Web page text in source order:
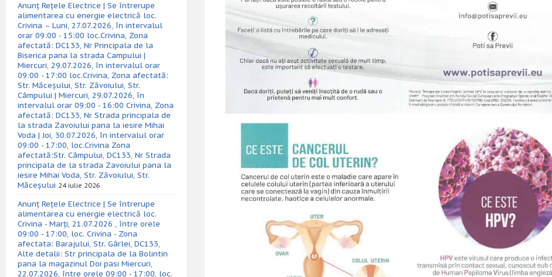
Anunț Rețele Electrice | Se întrerupe
alimentarea cu energie electrică loc.
Crivina – Luni, 27.07.2026, în intervalul
orar 09:00 - 15:00 loc.Crivina, Zona
afectată: DC133, Nr Principala de la
Biserica pana la strada Campului |
Miercuri, 29.07.2026, în intervalul orar
09:00 - 17:00 loc.Crivina, Zona afectată:
Str. Măceșului, Str. Zăvoiului, Str.
Câmpului | Miercuri, 29.07.2026, în
intervalul orar 09:00 - 16:00 Crivina, Zona
afectată: DC133, Nr Strada principala de
la strada Zavoiului pana la iesire Mihai
Voda | Joi, 30.07.2026, în intervalul orar
09:00 - 17:00, loc.Crivina Zona
afectată:Str. Câmpului, DC133, Nr Strada
principala de la strada Zavoiului pana la
iesire Mihai Voda, Str. Zăvoiului, Str.
Măceșului 24 iulie 2026
Anunț Rețele Electrice | Se întrerupe
alimentarea cu energie electrică loc.
Crivina - Marți, 21.07.2026 , între orele
09:00 - 17:00, loc. Crivina - Zona
afectata: Barajului, Str. Gârlei, DC133,
Alte detalii: Str principala de la Bolintin
pana la magazinul Doi pasi Miercuri,
22.07.2026, între orele 09:00 - 17:00, loc.